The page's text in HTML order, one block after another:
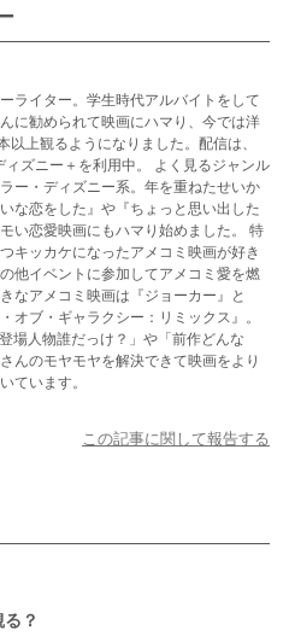
めのいる世界へ出現し、倒
ています。
。
り、浮世絵には鯰の上に要
描写があります。
ライター。学生時代アルバイトをして
に勧められて映画にハマり、今では洋
以上観るようになりました。配信は、
ズニー＋を利用中。 よく見るジャンル
ー・ディズニー系。年を重ねたせいか
な恋をした』や『ちょっと思い出した
い恋愛映画にもハマり始めました。 特
キッカケになったアメコミ映画が好き
他イベントに参加してアメコミ愛を燃
なアメコミ映画は『ジョーカー』と
オブ・ギャラクシー：リミックス』。
場人物誰だっけ？」や「前作どんな
んのモヤモヤを解決できて映画をより
ています。
この記事に関して報告する
？